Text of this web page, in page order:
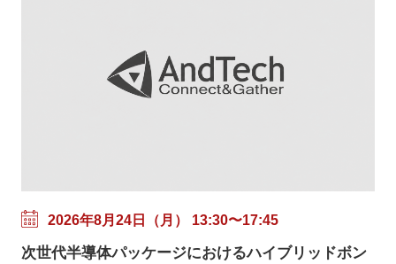
2026年8月24日（月） 13:30〜17:45
次世代半導体パッケージにおけるハイブリッドボン